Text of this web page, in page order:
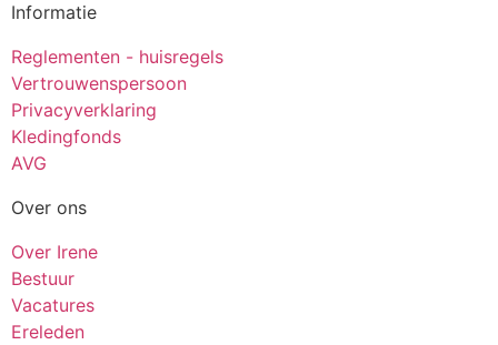
Informatie
Reglementen - huisregels
Vertrouwenspersoon
Privacyverklaring
Kledingfonds
AVG
Over ons
Over Irene
Bestuur
Vacatures
Ereleden